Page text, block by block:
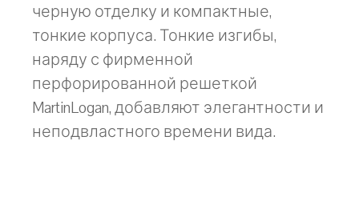
черную отделку и компактные,
тонкие корпуса. Тонкие изгибы,
наряду с фирменной
перфорированной решеткой
MartinLogan, добавляют элегантности и
неподвластного времени вида.